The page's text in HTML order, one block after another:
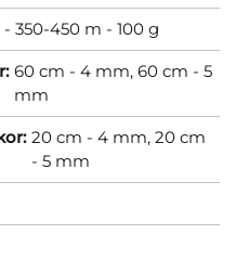
- 350-450 m - 100 g
60 cm - 4 mm, 60 cm - 5
mm
20 cm - 4 mm, 20 cm
- 5 mm